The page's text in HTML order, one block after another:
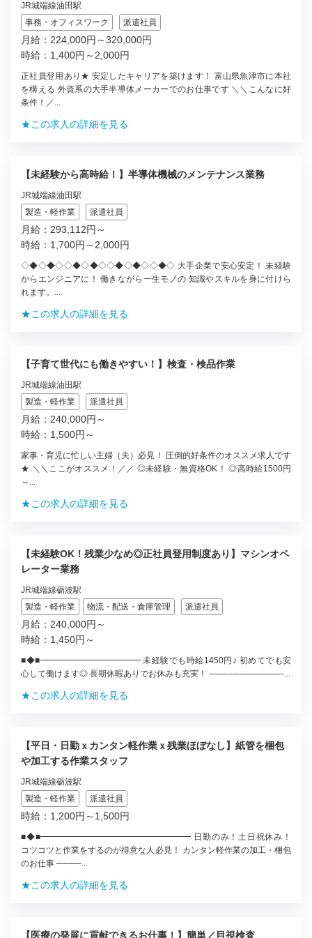
JR城端線油田駅
事務・オフィスワーク
派遣社員
月給：224,000円～320,000円
時給：1,400円～2,000円
正社員登用あり★ 安定したキャリアを築けます！ 富山県魚津市に本社
を構える 外資系の大手半導体メーカーでのお仕事です ＼＼こんなに好
条件！／...
★この求人の詳細を見る
【未経験から高時給！】半導体機械のメンテナンス業務
JR城端線油田駅
製造・軽作業
派遣社員
月給：293,112円～
時給：1,700円～2,000円
◇◆◇◆◇◇◆◇◆◇◇◆◇◆◇◇◆◇ 大手企業で安心安定！ 未経験
からエンジニアに！ 働きながら一生モノの 知識やスキルを身に付けら
れます。...
★この求人の詳細を見る
【子育て世代にも働きやすい！】検査・検品作業
JR城端線油田駅
製造・軽作業
派遣社員
月給：240,000円～
時給：1,500円～
家事・育児に忙しい主婦（夫）必見！ 圧倒的好条件のオススメ求人です
★ ＼＼ここがオススメ！／／ ◎未経験・無資格OK！ ◎高時給1500円
～...
★この求人の詳細を見る
【未経験OK！残業少なめ◎正社員登用制度あり】マシンオペ
レーター業務
JR城端線砺波駅
製造・軽作業
物流・配送・倉庫管理 派遣社員
月給：240,000円～
時給：1,450円～
■◆■━━━━━━━━━━━━ 未経験でも時給1450円♪ 初めてでも安
心して働けます◎ 長期休暇ありでお休みも充実！ ────────────...
★この求人の詳細を見る
【平日・日勤ｘカンタン軽作業ｘ残業ほぼなし】紙管を梱包
や加工する作業スタッフ
JR城端線砺波駅
製造・軽作業
派遣社員
時給：1,200円～1,500円
■◆■━━━━━━━━━━━━━━━━━━ 日勤のみ！土日祝休み！
コツコツと作業をするのが得意な人必見！ カンタン軽作業の加工・梱包
のお仕事 ────...
★この求人の詳細を見る
【医療の発展に貢献できるお仕事！】簡単／目視検査